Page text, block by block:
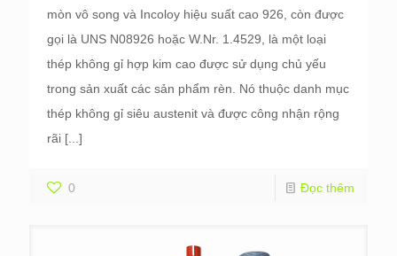
mòn vô song và Incoloy hiệu suất cao 926, còn được
gọi là UNS N08926 hoặc W.Nr. 1.4529, là một loại
thép không gỉ hợp kim cao được sử dụng chủ yếu
trong sản xuất các sản phẩm rèn. Nó thuộc danh mục
thép không gỉ siêu austenit và được công nhận rộng
rãi [...]
0 Đọc thêm